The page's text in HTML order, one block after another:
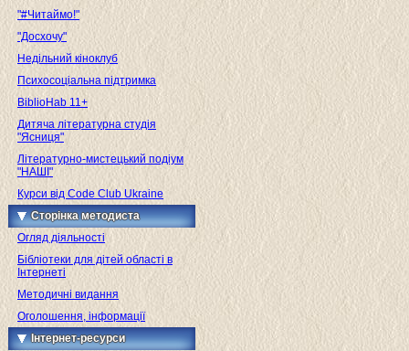
"#Читаймо!"
"Досхочу"
Недільний кіноклуб
Психосоціальна підтримка
BiblioHab 11+
Дитяча літературна студія
"Ясниця"
Літературно-мистецький подіум
"НАШІ"
Курси від Code Club Ukraine
Сторінка методиста
Огляд діяльності
Бібліотеки для дітей області в
Інтернеті
Методичні видання
Оголошення, інформації
Інтернет-ресурси